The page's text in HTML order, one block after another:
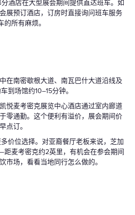
酒店在大型展会期间提供直达班车。如
展预订酒店，订房时直接询问班车服务
所有麻烦。
在南密歇根大道、南瓦巴什大道沿线及
到场馆约10–15分钟。
悦麦考密克展览中心酒店通过室内廊道
零通勤。这个便利有溢价，展会期间价
点订。
价位选择。对亚裔餐厅老板来说，芝加
麦考密克约2英里，有机会在参会期间
市场，看看当地同行怎么做的。